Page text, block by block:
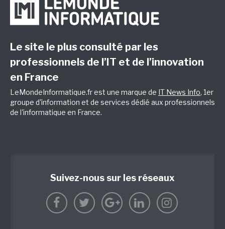
Le site le plus consulté par les
professionnels de l’IT et de l’innovation
en France
LeMondeInformatique.fr est une marque de IT News Info, 1er
groupe d'information et de services dédié aux professionnels
de l'informatique en France.
Suivez-nous sur les réseaux